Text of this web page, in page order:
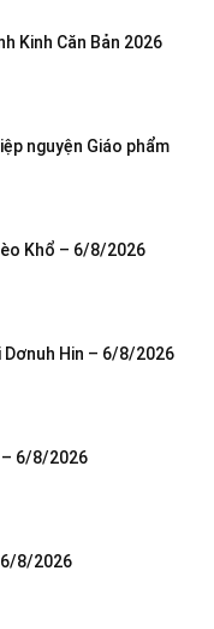
Kinh Căn Bản 2026
nguyện Giáo phẩm
Khổ – 6/8/2026
Dơnuh Hin – 6/8/2026
– 6/8/2026
6/8/2026